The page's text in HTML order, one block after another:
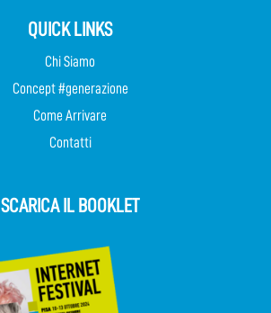
QUICK LINKS
Chi Siamo
Concept #generazione
Come Arrivare
Contatti
SCARICA IL BOOKLET